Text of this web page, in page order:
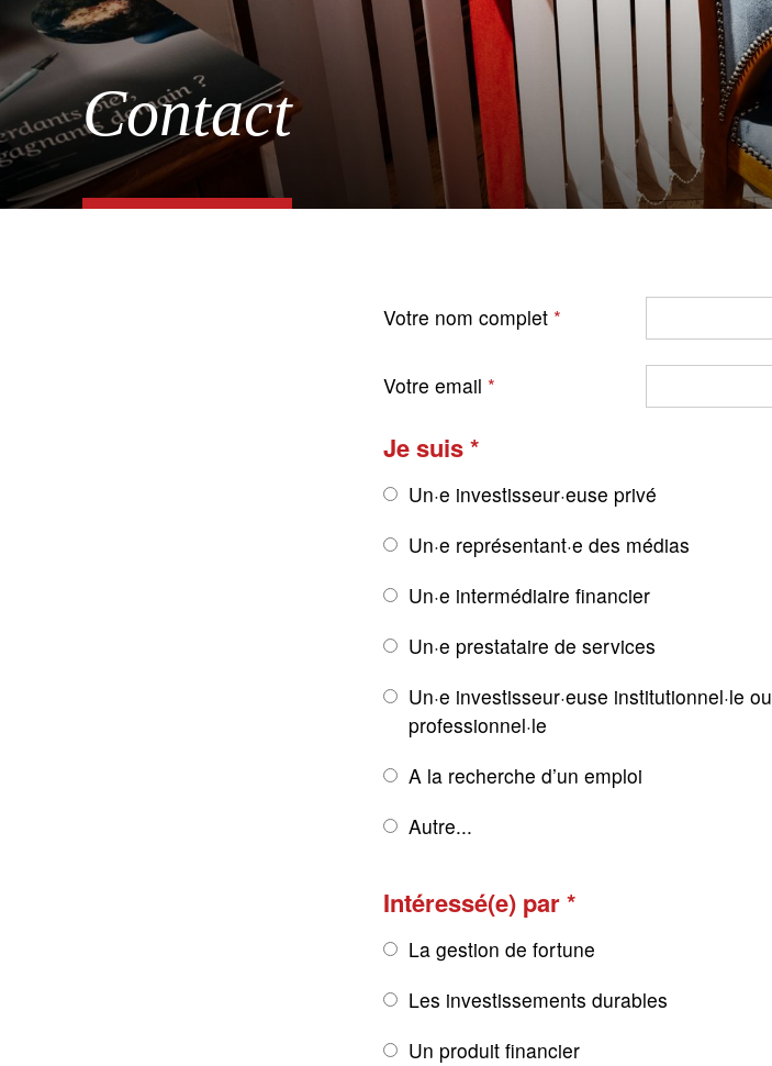
Contact
Votre nom complet
Votre email
Je suis
Un·e investisseur·euse privé
Un·e représentant·e des médias
Un·e intermédiaire financier
Un·e prestataire de services
Un·e investisseur·euse institutionnel·le ou
professionnel·le
A la recherche d’un emploi
Autre...
Intéressé(e) par
La gestion de fortune
Les investissements durables
Un produit financier